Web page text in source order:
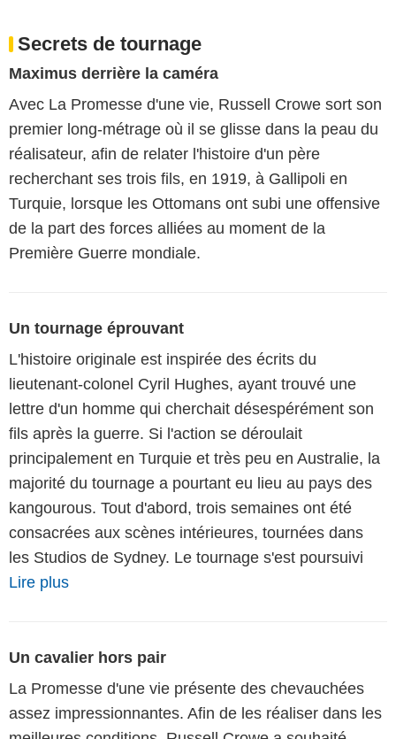
Secrets de tournage
Maximus derrière la caméra
Avec La Promesse d'une vie, Russell Crowe sort son
premier long-métrage où il se glisse dans la peau du
réalisateur, afin de relater l'histoire d'un père
recherchant ses trois fils, en 1919, à Gallipoli en
Turquie, lorsque les Ottomans ont subi une offensive
de la part des forces alliées au moment de la
Première Guerre mondiale.
Un tournage éprouvant
L'histoire originale est inspirée des écrits du
lieutenant-colonel Cyril Hughes, ayant trouvé une
lettre d'un homme qui cherchait désespérément son
fils après la guerre. Si l'action se déroulait
principalement en Turquie et très peu en Australie, la
majorité du tournage a pourtant eu lieu au pays des
kangourous. Tout d'abord, trois semaines ont été
consacrées aux scènes intérieures, tournées dans
les Studios de Sydney. Le tournage s'est poursuivi
Lire plus
Un cavalier hors pair
La Promesse d'une vie présente des chevauchées
assez impressionnantes. Afin de les réaliser dans les